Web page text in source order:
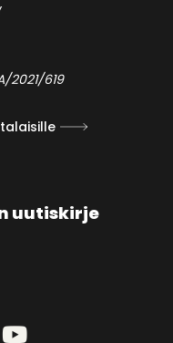
2021/619
uutiskirje